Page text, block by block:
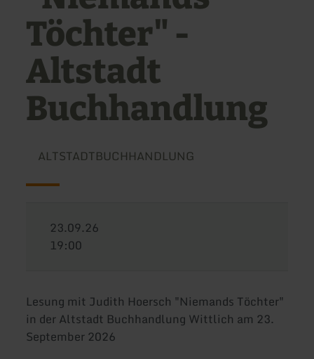
Töchter" -
Altstadt
Buchhandlung
ALTSTADTBUCHHANDLUNG
23.09.26
19:00
Lesung mit Judith Hoersch "Niemands Töchter"
in der Altstadt Buchhandlung Wittlich am 23.
September 2026